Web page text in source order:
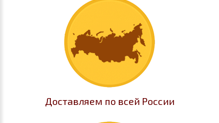
Доставляем по всей России